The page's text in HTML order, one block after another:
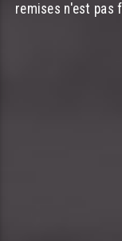
remises n'est pas